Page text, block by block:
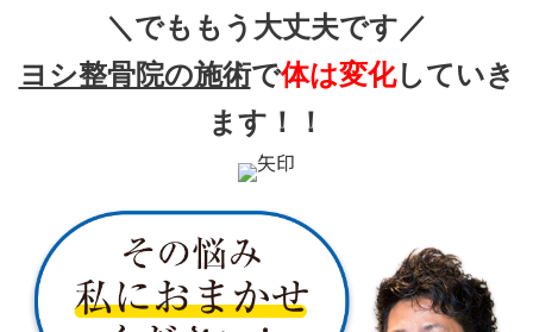
＼でももう大丈夫です／
ヨシ整骨院の施術で体は変化していき
ます！！